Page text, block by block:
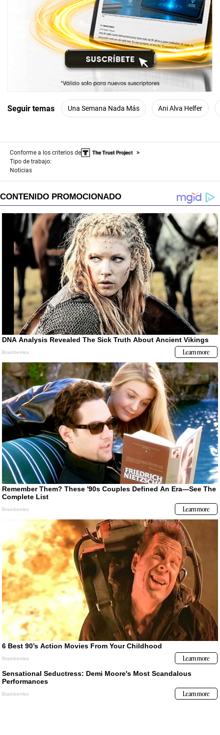
Seguir temas Una Semana Nada Más Ani Alva Helfer
Conforme a los criterios de
Tipo de trabajo:
Noticias